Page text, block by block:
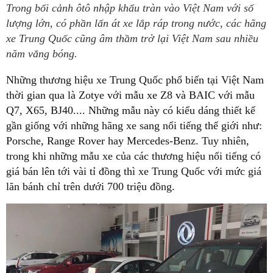
Trong bối cảnh ôtô nhập khẩu tràn vào Việt Nam với số
lượng lớn, có phần lấn át xe lắp ráp trong nước, các hãng
xe Trung Quốc cũng âm thầm trở lại Việt Nam sau nhiều
năm vắng bóng.
Những thương hiệu xe Trung Quốc phổ biến tại Việt Nam
thời gian qua là Zotye với mẫu xe Z8 và BAIC với mẫu
Q7, X65, BJ40.... Những mẫu này có kiểu dáng thiết kế
gần giống với những hãng xe sang nổi tiếng thế giới như:
Porsche, Range Rover hay Mercedes-Benz. Tuy nhiên,
trong khi những mẫu xe của các thương hiệu nổi tiếng có
giá bán lên tới vài tỉ đồng thì xe Trung Quốc với mức giá
lăn bánh chỉ trên dưới 700 triệu đồng.